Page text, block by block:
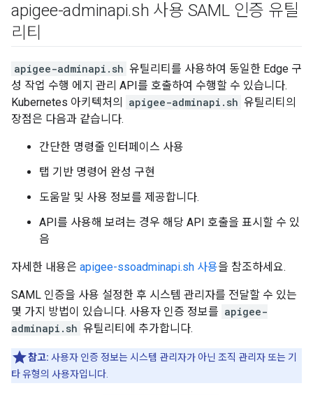
apigee-adminapi.sh 사용 SAML 인증 유틸
리티
apigee-adminapi.sh 유틸리티를 사용하여 동일한 Edge 구
성 작업 수행 에지 관리 API를 호출하여 수행할 수 있습니다.
Kubernetes 아키텍처의
apigee-adminapi.sh 유틸리티의
장점은 다음과 같습니다.
간단한 명령줄 인터페이스 사용
탭 기반 명령어 완성 구현
도움말 및 사용 정보를 제공합니다.
API를 사용해 보려는 경우 해당 API 호출을 표시할 수 있
음
자세한 내용은 apigee-ssoadminapi.sh 사용을 참조하세요.
SAML 인증을 사용 설정한 후 시스템 관리자를 전달할 수 있는
몇 가지 방법이 있습니다. 사용자 인증 정보를 apigee-
adminapi.sh 유틸리티에 추가합니다.
참고: 사용자 인증 정보는 시스템 관리자가 아닌 조직 관리자 또는 기
타 유형의 사용자입니다.